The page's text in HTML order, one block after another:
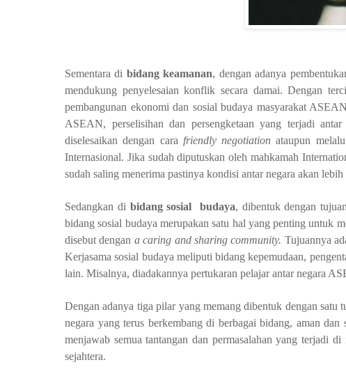
Sementara di bidang keamanan, dengan adanya
mendukung penyelesaian konflik secara damai. Dengan
pembangunan ekonomi dan sosial budaya masyarakat
ASEAN, perselisihan dan persengketaan yang terjadi
diselesaikan dengan cara friendly negotiation ataupun
Internasional. Jika sudah diputuskan oleh mahkamah
sudah saling menerima pastinya kondisi antar negara akan
Sedangkan di bidang sosial budaya, dibentuk dengan
bidang sosial budaya merupakan satu hal yang penting untuk
disebut dengan a caring and sharing community. Tujuannya
Kerjasama sosial budaya meliputi bidang kepemudaan,
lain. Misalnya, diadakannya pertukaran pelajar antar negara
Dengan adanya tiga pilar yang memang dibentuk dengan
negara yang terus berkembang di berbagai bidang, aman
menjawab semua tantangan dan permasalahan yang terjadi
sejahtera.